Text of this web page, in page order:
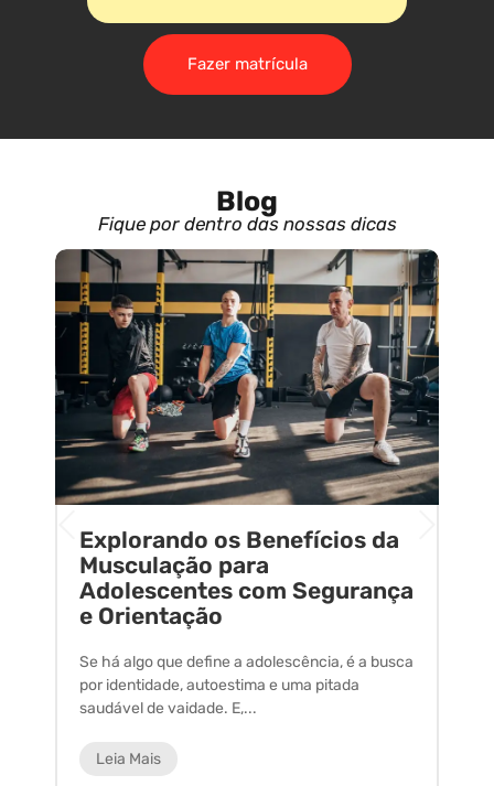
Fazer matrícula
Blog
Fique por dentro das nossas dicas
Explorando os Benefícios da
Musculação para
Adolescentes com Segurança
e Orientação
Se há algo que define a adolescência, é a busca
por identidade, autoestima e uma pitada
saudável de vaidade. E,...
Leia Mais